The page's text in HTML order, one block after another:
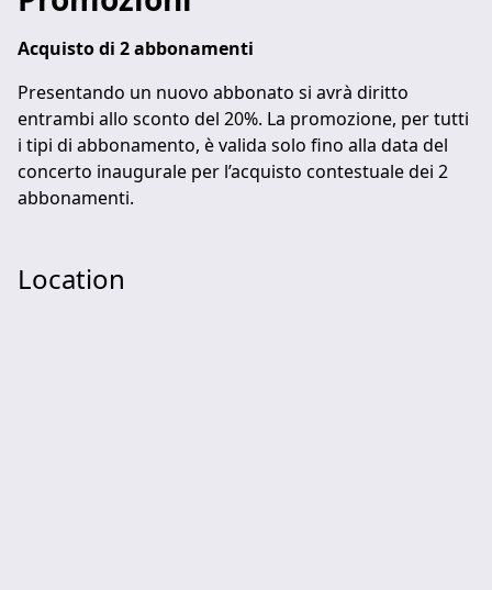
Acquisto di 2 abbonamenti
Presentando un nuovo abbonato si avrà diritto
entrambi allo sconto del 20%. La promozione, per tutti
i tipi di abbonamento, è valida solo fino alla data del
concerto inaugurale per l’acquisto contestuale dei 2
abbonamenti.
Location